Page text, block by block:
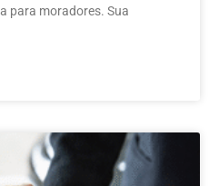
para moradores. Sua